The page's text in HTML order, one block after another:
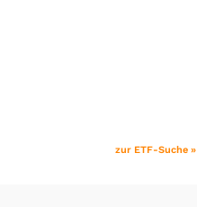
zur ETF-Suche »